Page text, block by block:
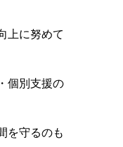
上に努めて
個別支援の
を守るのも